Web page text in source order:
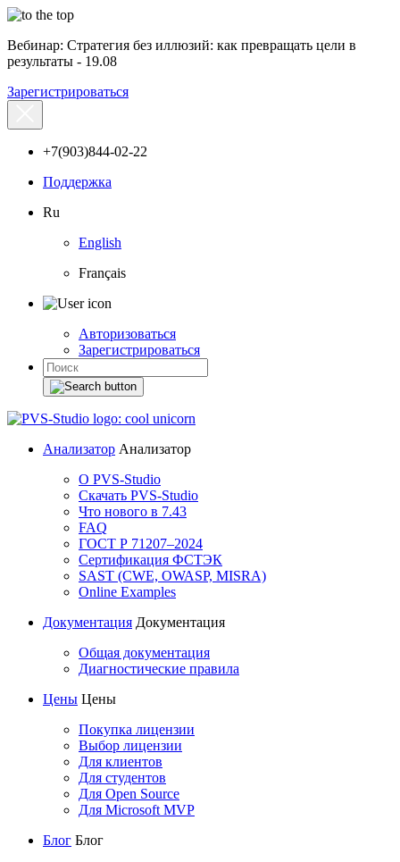
Вебинар: Стратегия без иллюзий: как превращать цели в
результаты - 19.08
Зарегистрироваться
+7(903)844-02-22
Поддержка
Ru
English
Français
Авторизоваться
Зарегистрироваться
Анализатор Анализатор
О PVS-Studio
Скачать PVS-Studio
Что нового в 7.43
FAQ
ГОСТ Р 71207–2024
Сертификация ФСТЭК
SAST (CWE, OWASP, MISRA)
Online Examples
Документация Документация
Общая документация
Диагностические правила
Цены Цены
Покупка лицензии
Выбор лицензии
Для клиентов
Для студентов
Для Open Source
Для Microsoft MVP
Блог Блог